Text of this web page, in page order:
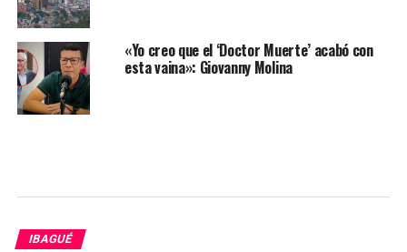
«Yo creo que el ‘Doctor Muerte’ acabó con
esta vaina»: Giovanny Molina
IBAGUÉ